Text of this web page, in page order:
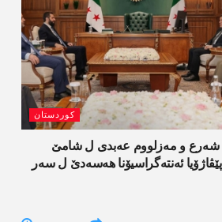
کوردستان
شەرع و مەزلووم عەبدی ل شامێ
ئەنتەگراسیۆنا ھەسەدێ ل سەر